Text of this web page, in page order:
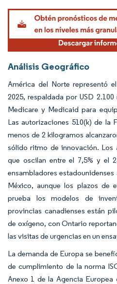
Análisis Geográfico
América del Norte representó
2025, respaldada por USD
Medicare y Medicaid para
Las autorizaciones 510(k) de la
menos de 2 kilogramos
sólido ritmo de innovación. Los
que oscilan entre el 7,5% y el
ensambladores
México, aunque los plazos de
prueba los modelos de
provincias canadienses están
de oxígeno, con Ontario
las visitas de urgencias en un
La demanda de Europa se
de cumplimiento de la norma
Anexo 1 de la Agencia